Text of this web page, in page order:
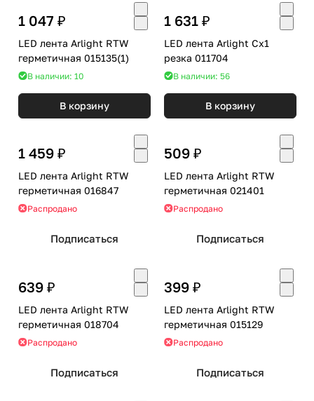
1 047 ₽
LED лента Arlight RTW
герметичная 015135(1)
В наличии: 10
В корзину
1 631 ₽
LED лента Arlight Cx1
резка 011704
В наличии: 56
В корзину
1 459 ₽
LED лента Arlight RTW
герметичная 016847
Распродано
Подписаться
509 ₽
LED лента Arlight RTW
герметичная 021401
Распродано
Подписаться
639 ₽
LED лента Arlight RTW
герметичная 018704
Распродано
Подписаться
399 ₽
LED лента Arlight RTW
герметичная 015129
Распродано
Подписаться